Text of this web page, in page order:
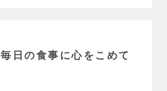
毎日の食事に心をこめて